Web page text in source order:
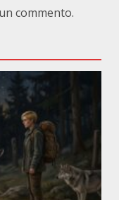
commento.